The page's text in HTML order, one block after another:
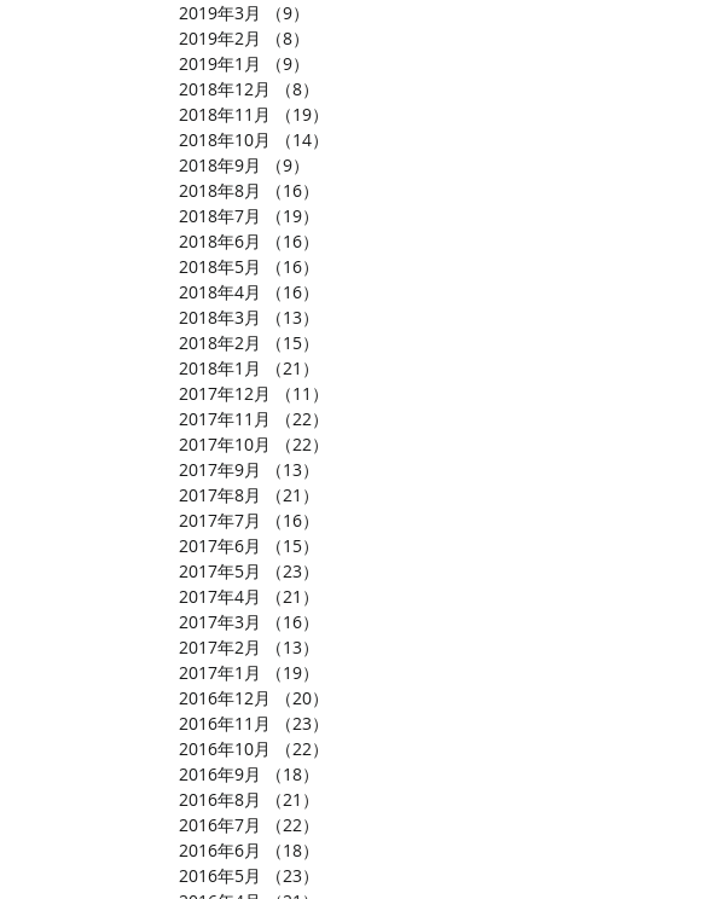
2019年3月
（9）
2019年2月
（8）
2019年1月
（9）
2018年12月
（8）
2018年11月
（19）
2018年10月
（14）
2018年9月
（9）
2018年8月
（16）
2018年7月
（19）
2018年6月
（16）
2018年5月
（16）
2018年4月
（16）
2018年3月
（13）
2018年2月
（15）
2018年1月
（21）
2017年12月
（11）
2017年11月
（22）
2017年10月
（22）
2017年9月
（13）
2017年8月
（21）
2017年7月
（16）
2017年6月
（15）
2017年5月
（23）
2017年4月
（21）
2017年3月
（16）
2017年2月
（13）
2017年1月
（19）
2016年12月
（20）
2016年11月
（23）
2016年10月
（22）
2016年9月
（18）
2016年8月
（21）
2016年7月
（22）
2016年6月
（18）
2016年5月
（23）